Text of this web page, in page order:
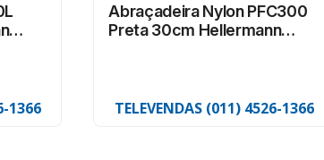
1366
Abraçadeira Nylon PFC300
Preta 30cm Hellermann
TELEVENDAS (011) 4526-1366